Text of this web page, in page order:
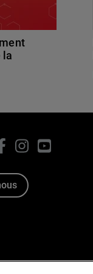
la
Facebook
InstagramYouTube